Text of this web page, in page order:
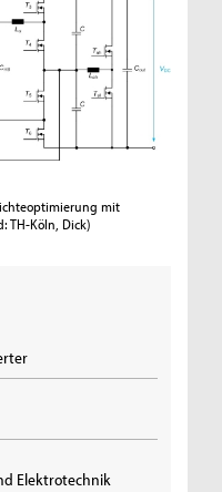
mit
TH-Köln, Dick)
Elektrotechnik